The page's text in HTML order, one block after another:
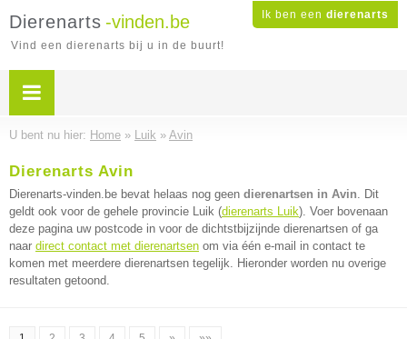
Ik ben een dierenarts
Dierenarts -vinden.be
Vind een dierenarts bij u in de buurt!
U bent nu hier: Home » Luik » Avin
Dierenarts Avin
Dierenarts-vinden.be bevat helaas nog geen dierenartsen in Avin. Dit
geldt ook voor de gehele provincie Luik (dierenarts Luik). Voer bovenaan
deze pagina uw postcode in voor de dichtstbijzijnde dierenartsen of ga
naar direct contact met dierenartsen om via één e-mail in contact te
komen met meerdere dierenartsen tegelijk. Hieronder worden nu overige
resultaten getoond.